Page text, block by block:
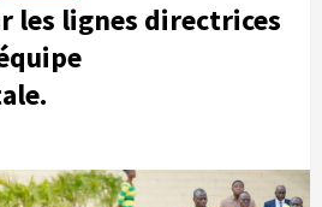
les lignes directrices